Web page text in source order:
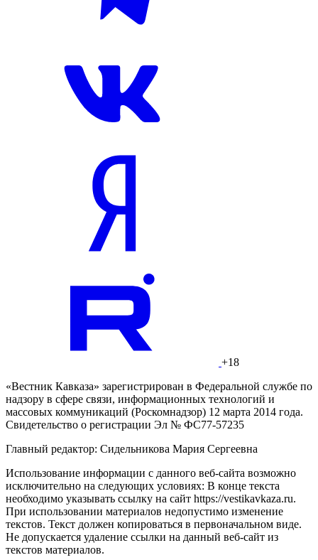
+18
«Вестник Кавказа» зарегистрирован в Федеральной службе по
надзору в сфере связи, информационных технологий и
массовых коммуникаций (Роскомнадзор) 12 марта 2014 года.
Свидетельство о регистрации Эл № ФС77-57235
Главный редактор: Сидельникова Мария Сергеевна
Использование информации с данного веб-сайта возможно
исключительно на следующих условиях: В конце текста
необходимо указывать ссылку на сайт https://vestikavkaza.ru.
При использовании материалов недопустимо изменение
текстов. Текст должен копироваться в первоначальном виде.
Не допускается удаление ссылки на данный веб-сайт из
текстов материалов.